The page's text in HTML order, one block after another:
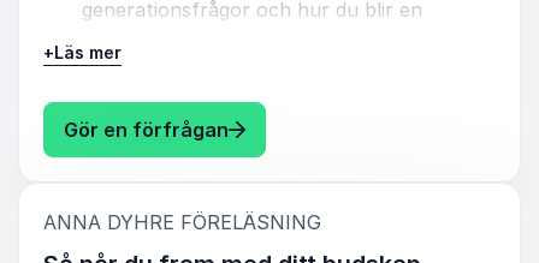
generationsfrågor och hur du blir en
+Läs mer
Gör en förfrågan: Anna Dyhre Så blir du en
ANNA DYHRE FÖRELÄSNING